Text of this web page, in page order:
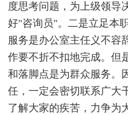
度思考问题，为上级领导
好"咨询员"。二是立足本
服务是办公室主任义不容
作要不折不扣地完成。但
和落脚点是为群众服务。
任，一定会密切联系广大
了解大家的疾苦，力争为